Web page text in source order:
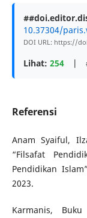
10.37304/
DOI URL: https://
Lihat: 254 |
Referensi
Anam Syaiful,
“Filsafat
Pendidikan
2023.
Karmanis,